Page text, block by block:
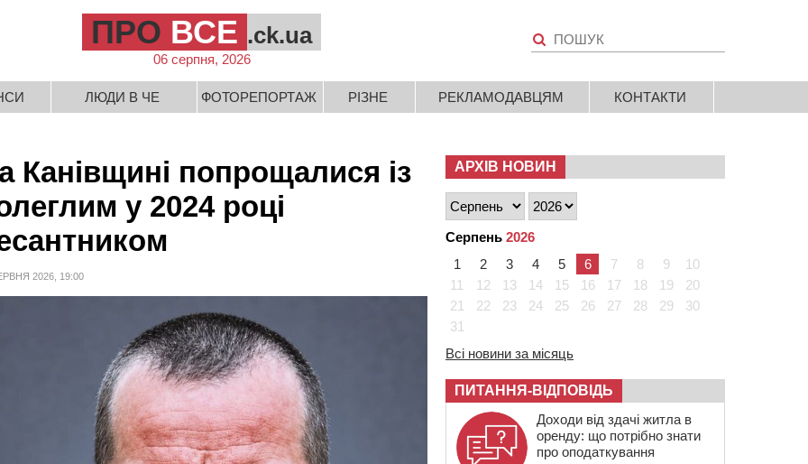
ПРО ВСЕ .ck.ua
06 серпня, 2026
ЛЮДИ В ЧЕ ФОТОРЕПОРТАЖ РІЗНЕ РЕКЛАМОДАВЦЯМ КОНТАКТИ
Канівщині попрощалися із
у 2024 році
2026, 19:00
АРХІВ НОВИН
Серпень 2026
1
2 3 4 5 6 7 8 9
10
11
12 13 14 15 16 17 18 19
20
21
22 23 24 25 26 27 28 29
30
31
Всі новини за місяць
ПИТАННЯ-ВІДПОВІДЬ
Доходи від здачі житла в
оренду: що потрібно знати
про оподаткування